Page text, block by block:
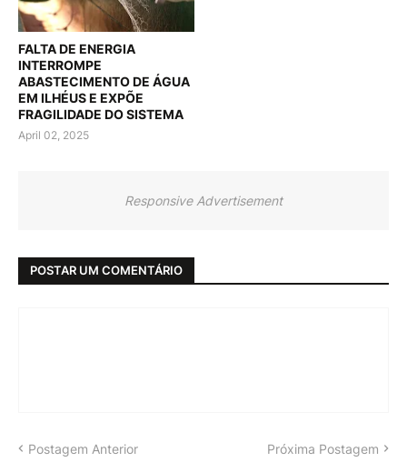
FALTA DE ENERGIA
INTERROMPE
ABASTECIMENTO DE ÁGUA
EM ILHÉUS E EXPÕE
FRAGILIDADE DO SISTEMA
April 02, 2025
Responsive Advertisement
POSTAR UM COMENTÁRIO
Postagem Anterior Próxima Postagem